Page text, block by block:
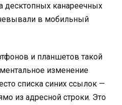
десктопных канареечных
в мобильный
и планшетов такой
изменение
списка синих ссылок —
из адресной строки. Это